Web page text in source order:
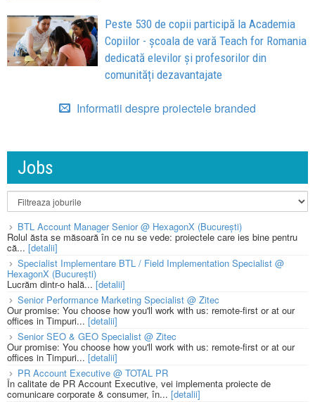
Peste 530 de copii participă la Academia
Copiilor - școala de vară Teach for Romania
dedicată elevilor și profesorilor din
comunități dezavantajate
Informatii despre proiectele branded
Jobs
BTL Account Manager Senior @ HexagonX (București)
Rolul ăsta se măsoară în ce nu se vede: proiectele care ies bine pentru
că... [detalii]
Specialist Implementare BTL / Field Implementation Specialist @
HexagonX (București)
Lucrăm dintr-o hală...[detalii]
Senior Performance Marketing Specialist @ Zitec
Our promise: You choose how you'll work with us: remote-first or at our
offices in Timpuri... [detalii]
Senior SEO & GEO Specialist @ Zitec
Our promise: You choose how you'll work with us: remote-first or at our
offices in Timpuri... [detalii]
PR Account Executive @ TOTAL PR
În calitate de PR Account Executive, vei implementa proiecte de
comunicare corporate & consumer, în... [detalii]